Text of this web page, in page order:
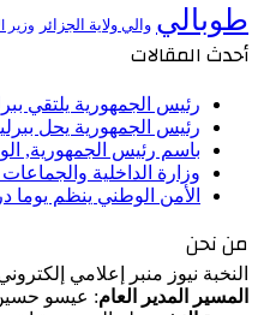
طوبالي والي ولاية الجزائر وزير
أحدث المقالات
رئيس الجمهورية يلتقي
رئيس الجمهورية يحل
باسم رئيس الجمهورية,
وزارة الداخلية
الأمن الوطني ينظم
من نحن
النخبة نيوز منبر إعلامي
المسير المدير العام: عيسو